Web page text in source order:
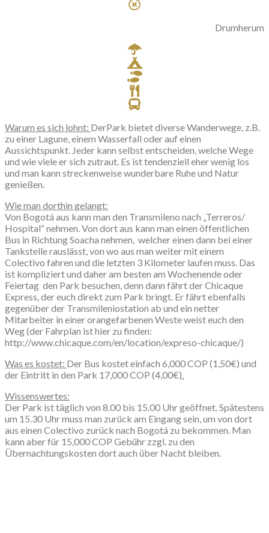
Drumherum
Warum es sich lohnt: DerPark bietet diverse Wanderwege, z.B.
zu einer Lagune, einem Wasserfall oder auf einen
Aussichtspunkt. Jeder kann selbst entscheiden, welche Wege
und wie viele er sich zutraut. Es ist tendenziell eher wenig los
und man kann streckenweise wunderbare Ruhe und Natur
genießen.
Wie man dorthin gelangt:
Von Bogotá aus kann man den Transmileno nach „Terreros/
Hospital“ nehmen. Von dort aus kann man einen öffentlichen
Bus in Richtung Soacha nehmen, welcher einen dann bei einer
Tankstelle rauslässt, von wo aus man weiter mit einem
Colectivo fahren und die letzten 3 Kilometer laufen muss. Das
ist kompliziert und daher am besten am Wochenende oder
Feiertag den Park besuchen, denn dann fährt der Chicaque
Express, der euch direkt zum Park bringt. Er fährt ebenfalls
gegenüber der Transmileniostation ab und ein netter
Mitarbeiter in einer orangefarbenen Weste weist euch den
Weg (der Fahrplan ist hier zu finden:
http://www.chicaque.com/en/location/expreso-chicaque/)
Was es kostet: Der Bus kostet einfach 6,000 COP (1,50€) und
der Eintritt in den Park 17,000 COP (4,00€).
Wissenswertes:
Der Park ist täglich von 8.00 bis 15.00 Uhr geöffnet. Spätestens
um 15.30 Uhr muss man zurück am Eingang sein, um von dort
aus einen Colectivo zurück nach Bogotá zu bekommen. Man
kann aber für 15,000 COP Gebühr zzgl. zu den
Übernachtungskosten dort auch über Nacht bleiben.